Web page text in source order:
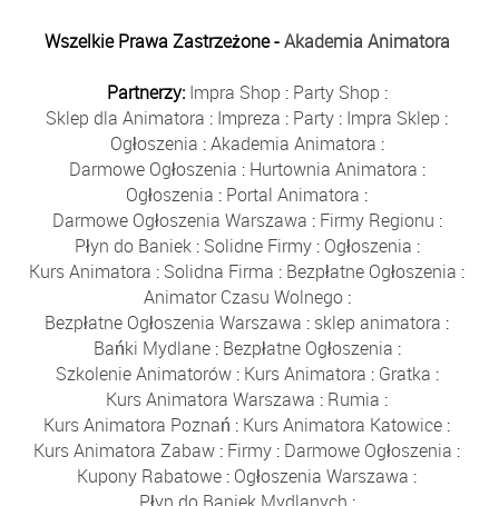
Wszelkie Prawa Zastrzeżone -Akademia Animatora
Partnerzy: Impra Shop : Party Shop :
Sklep dla Animatora : Impreza : Party : Impra Sklep :
Ogłoszenia :Akademia Animatora :
Darmowe Ogłoszenia : Hurtownia Animatora :
Ogłoszenia : Portal Animatora :
Darmowe Ogłoszenia Warszawa : Firmy Regionu :
Płyn do Baniek: Solidne Firmy: Ogłoszenia :
Kurs Animatora : Solidna Firma : Bezpłatne Ogłoszenia :
Animator Czasu Wolnego:
Bezpłatne Ogłoszenia Warszawa : sklep animatora :
Bańki Mydlane: Bezpłatne Ogłoszenia :
Szkolenie Animatorów: Kurs Animatora : Gratka :
Kurs Animatora Warszawa : Rumia :
Kurs Animatora Poznań : Kurs Animatora Katowice :
Kurs Animatora Zabaw : Firmy : Darmowe Ogłoszenia :
Kupony Rabatowe : Ogłoszenia Warszawa :